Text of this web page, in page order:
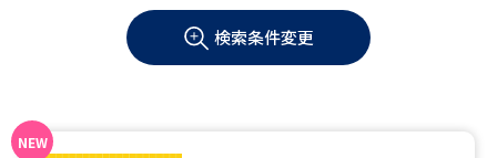
学部・学科パンフ
総合型選抜・学校推薦型選抜 募
大学入学共通テスト利用選抜の
過去問題集
検索条件変更